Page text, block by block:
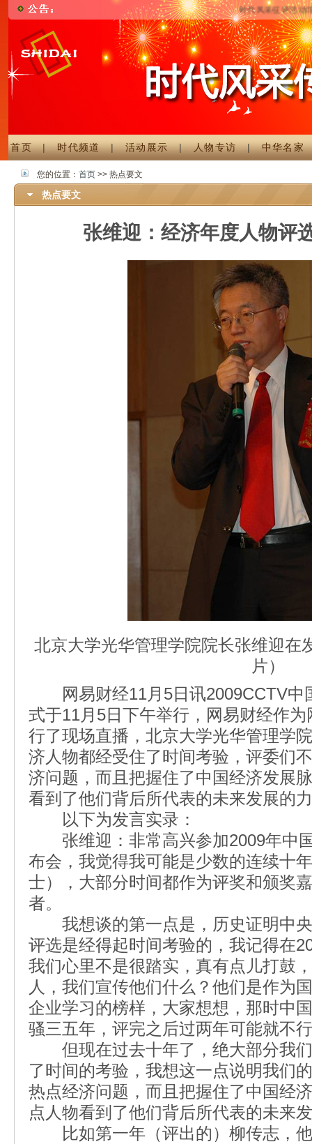
时代风采征评活动现
首页|时代频道|活动展示|人物专访|中华名家
您的位置： 首页 >> 热点要文
热点要文
张维迎：经济年度人物评
北京大学光华管理学院院长张维迎在
片）
网易财经11月5日讯2009CCTV中
式于11月5日下午举行，网易财经作
行了现场直播，北京大学光华管理学
济人物都经受住了时间考验，评委们
济问题，而且把握住了中国经济发展
看到了他们背后所代表的未来发展的
以下为发言实录：
张维迎：非常高兴参加2009年中
布会，我觉得我可能是少数的连续十
士），大部分时间都作为评奖和颁奖
者。
我想谈的第一点是，历史证明中央
评选是经得起时间考验的，我记得在
我们心里不是很踏实，真有点儿打鼓
人，我们宣传他们什么？他们是作为
企业学习的榜样，大家想想，那时中
骚三五年，评完之后过两年可能就不
但现在过去十年了，绝大部分我们
了时间的考验，我想这一点说明我们
热点经济问题，而且把握住了中国经
点人物看到了他们背后所代表的未来
比如第一年（评出的）柳传志，他